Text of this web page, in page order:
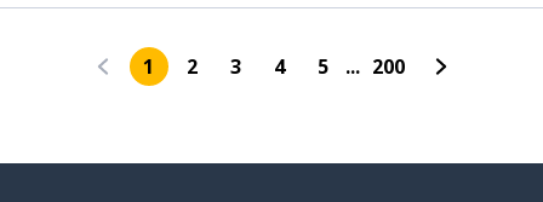
1 2 3 4 5 ... 200